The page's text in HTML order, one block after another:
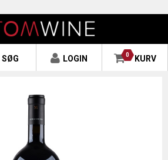
0 KURV
LOGIN
SØG